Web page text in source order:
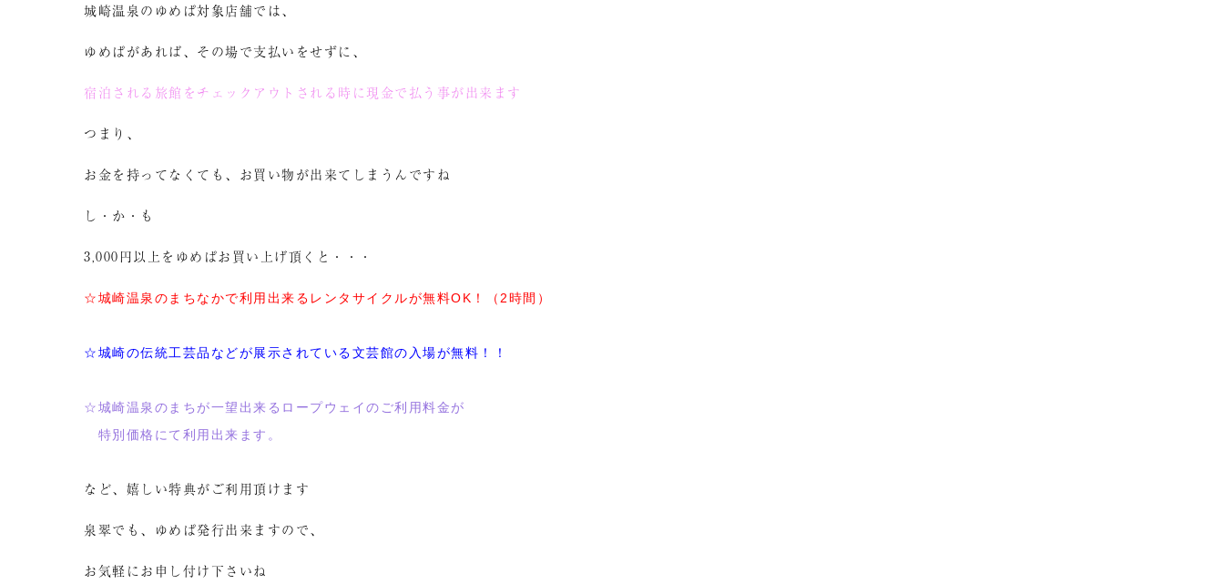
城崎温泉のゆめぱ対象店舗では、
ゆめぱがあれば、その場で支払いをせずに、
宿泊される旅館をチェックアウトされる時に現金で払う事が出来ます
つまり、
お金を持ってなくても、お買い物が出来てしまうんですね
し・か・も
3,000円以上をゆめぱお買い上げ頂くと・・・
☆城崎温泉のまちなかで利用出来るレンタサイクルが無料OK！（2時間）
☆城崎の伝統工芸品などが展示されている文芸館の入場が無料！！
☆城崎温泉のまちが一望出来るロープウェイのご利用料金が
特別価格にて利用出来ます。
など、嬉しい特典がご利用頂けます
泉翠でも、ゆめぱ発行出来ますので、
お気軽にお申し付け下さいね